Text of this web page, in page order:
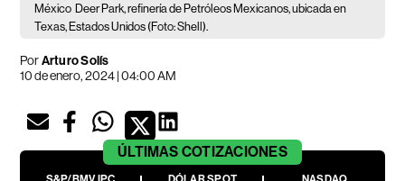
México Deer Park, refinería de Petróleos Mexicanos, ubicada en
Texas, Estados Unidos (Foto: Shell).
PorArturo Solís
10 de enero, 2024 | 04:00 AM
ÚLTIMAS COTIZACIONES